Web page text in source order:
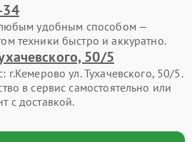
удобным способом —
техники быстро и аккуратно.
50/5
ул. Тухачевского, 50/5.
в сервис самостоятельно или
с доставкой.